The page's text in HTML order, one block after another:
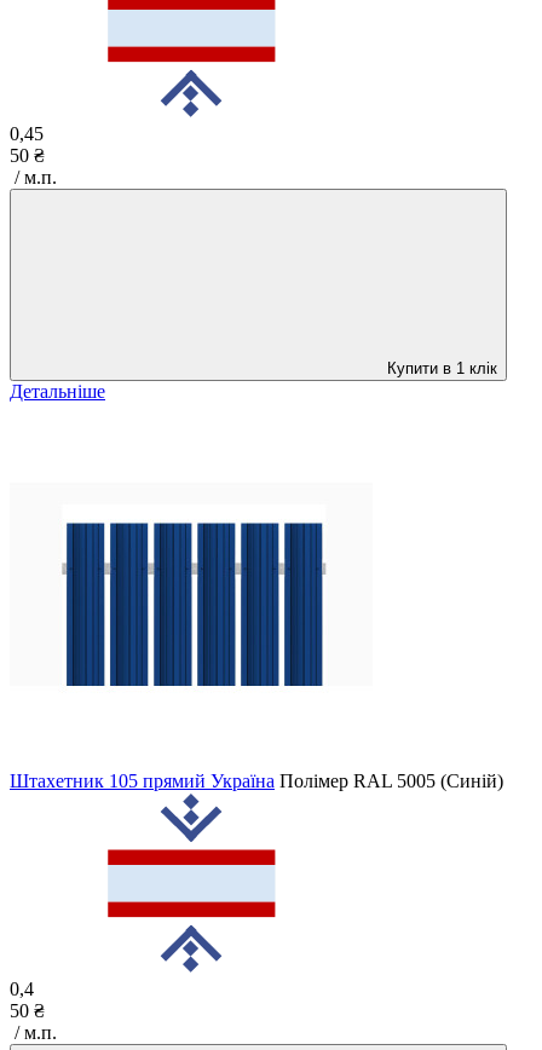
0,45
50 ₴
/ м.п.
Купити в 1 клік
Детальніше
Штахетник 105 прямий Україна Полімер RAL 5005 (Синій)
0,4
50 ₴
/ м.п.